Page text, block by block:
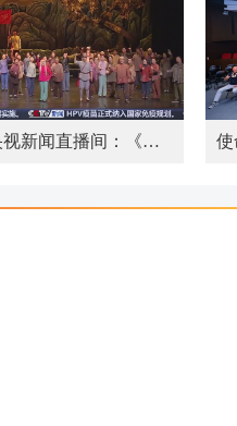
10月31日 央视新闻直播间：《白毛女》首演80周年纪念演出 回溯历史 传承精神 让经典焕发鲜活生命力